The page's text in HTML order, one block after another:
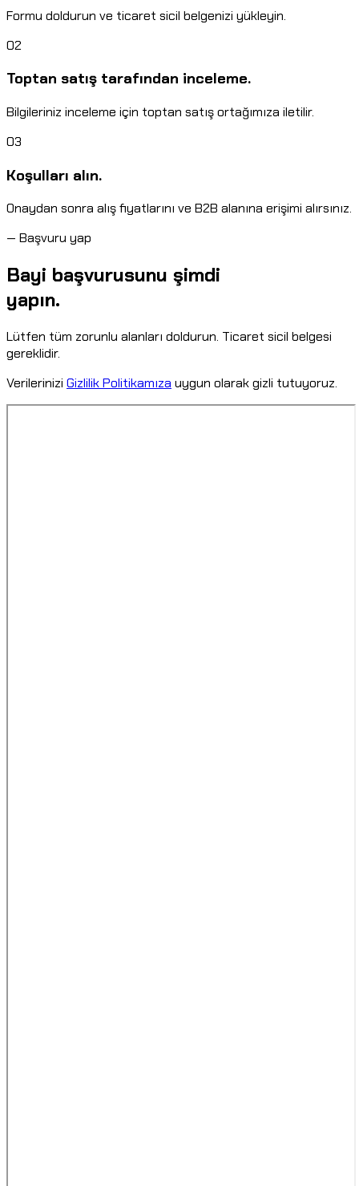
Formu doldurun ve ticaret sicil belgenizi yükleyin.
02
Toptan satış tarafından inceleme.
Bilgileriniz inceleme için toptan satış ortağımıza iletilir.
03
Koşulları alın.
Onaydan sonra alış fiyatlarını ve B2B alanına erişimi alırsınız.
— Başvuru yap
Bayi başvurusunu şimdi
yapın.
Lütfen tüm zorunlu alanları doldurun. Ticaret sicil belgesi
gereklidir.
Verilerinizi Gizlilik Politikamıza uygun olarak gizli tutuyoruz.